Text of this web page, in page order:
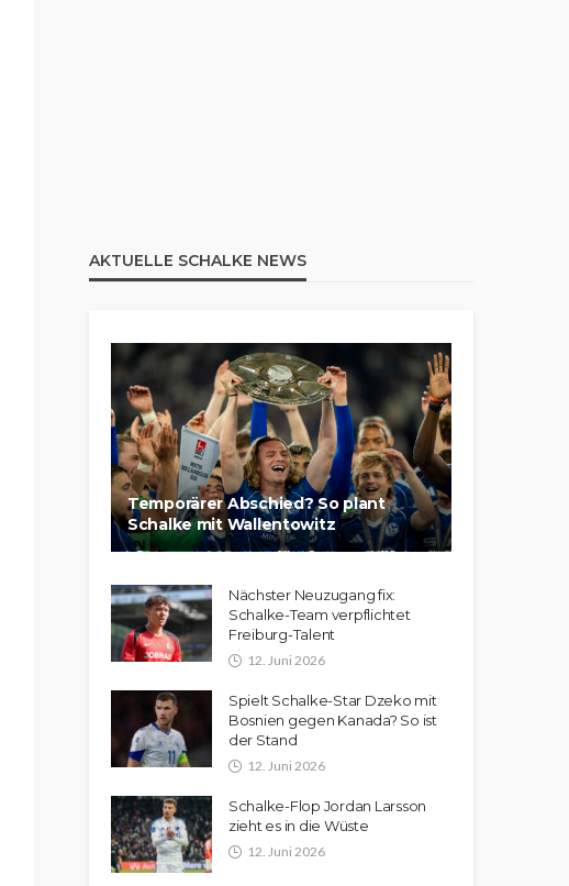
AKTUELLE SCHALKE NEWS
Temporärer Abschied? So plant
Schalke mit Wallentowitz
Nächster Neuzugang fix:
Schalke-Team verpflichtet
Freiburg-Talent
12. Juni 2026
Spielt Schalke-Star Dzeko mit
Bosnien gegen Kanada? So ist
der Stand
12. Juni 2026
Schalke-Flop Jordan Larsson
zieht es in die Wüste
12. Juni 2026